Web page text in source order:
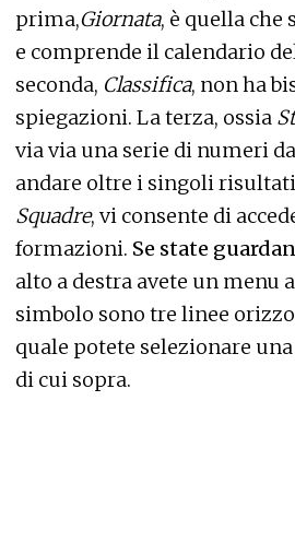
prima,Giornata, è quella che
e comprende il calendario
seconda, Classifica, non ha
spiegazioni. La terza, ossia
via via una serie di numeri
andare oltre i singoli
Squadre, vi consente di
formazioni. Se state
alto a destra avete un menu
simbolo sono tre linee
quale potete selezionare
di cui sopra.